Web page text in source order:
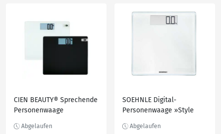
CIEN BEAUTY® Sprechende
Personenwaage
SOEHNLE Digital-
Personenwaage »Style